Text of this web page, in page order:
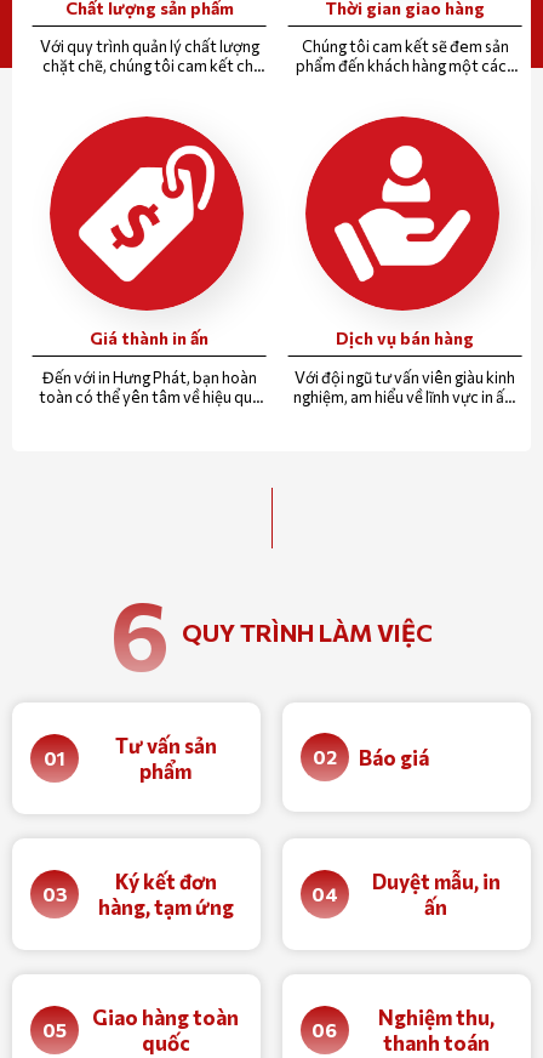
Chất lượng sản phẩm
Với quy trình quản lý chất lượng
chặt chẽ, chúng tôi cam kết chỉ
Thời gian giao hàng
Chúng tôi cam kết sẽ đem sản
phẩm đến khách hàng một cách
Giá thành in ấn
Đến với in Hưng Phát, bạn hoàn
toàn có thể yên tâm về hiệu quả
Dịch vụ bán hàng
Với đội ngũ tư vấn viên giàu kinh
nghiệm, am hiểu về lĩnh vực in ấn.
6 QUY TRÌNH LÀM VIỆC
01
Tư vấn sản
phẩm
02 Báo giá
03
Ký kết đơn
hàng, tạm ứng
04
Duyệt mẫu, in
ấn
05
Giao hàng toàn
quốc
06
Nghiệm thu,
thanh toán